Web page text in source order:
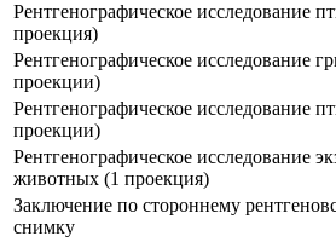
Рентгенографическое исследование
проекция)
Рентгенографическое исследование
проекции)
Рентгенографическое исследование
проекции)
Рентгенографическое исследование
животных (1 проекция)
Заключение по стороннему
снимку